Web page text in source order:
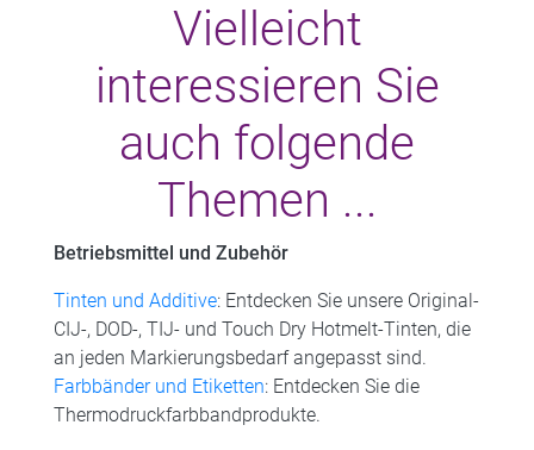
Vielleicht
interessieren Sie
auch folgende
Themen ...
Betriebsmittel und Zubehör
Tinten und Additive: Entdecken Sie unsere Original-
CIJ-, DOD-, TIJ- und Touch Dry Hotmelt-Tinten, die
an jeden Markierungsbedarf angepasst sind.
Farbbänder und Etiketten: Entdecken Sie die
Thermodruckfarbbandprodukte.